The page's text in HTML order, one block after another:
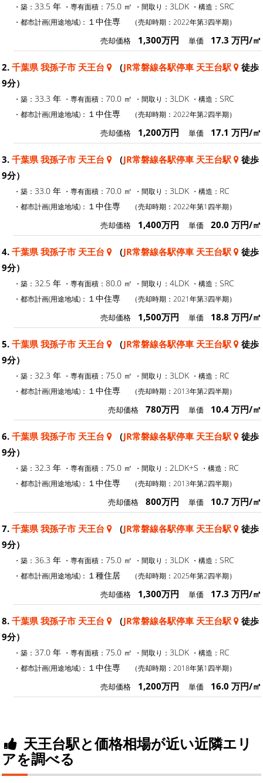
・築： 33.5 年 ・専有面積： 75.0 ㎡ ・間取り： 3LDK ・構造： SRC
・都市計画(用途地域)： １中住専 （売却時期：2022年第3四半期）
売却価格 1,300万円 単価 17.3 万円/㎡
2. 千葉県 我孫子市 天王台 （JR常磐線各駅停車 天王台駅
徒歩
9分）
・築： 33.3 年 ・専有面積： 70.0 ㎡ ・間取り： 3LDK ・構造： SRC
・都市計画(用途地域)： １中住専 （売却時期：2022年第2四半期）
売却価格 1,200万円 単価 17.1 万円/㎡
3. 千葉県 我孫子市 天王台 （JR常磐線各駅停車 天王台駅
徒歩
9分）
・築： 33.0 年 ・専有面積： 70.0 ㎡ ・間取り： 3LDK ・構造： RC
・都市計画(用途地域)： １中住専 （売却時期：2022年第1四半期）
売却価格 1,400万円 単価 20.0 万円/㎡
4. 千葉県 我孫子市 天王台 （JR常磐線各駅停車 天王台駅
徒歩
9分）
・築： 32.5 年 ・専有面積： 80.0 ㎡ ・間取り： 4LDK ・構造： SRC
・都市計画(用途地域)： １中住専 （売却時期：2021年第3四半期）
売却価格 1,500万円 単価 18.8 万円/㎡
5. 千葉県 我孫子市 天王台 （JR常磐線各駅停車 天王台駅
徒歩
9分）
・築： 32.3 年 ・専有面積： 75.0 ㎡ ・間取り： 3LDK ・構造： RC
・都市計画(用途地域)： １中住専 （売却時期：2013年第2四半期）
売却価格 780万円 単価 10.4 万円/㎡
6. 千葉県 我孫子市 天王台 （JR常磐線各駅停車 天王台駅
徒歩
9分）
・築： 32.3 年 ・専有面積： 75.0 ㎡ ・間取り： 2LDK+S ・構造： RC
・都市計画(用途地域)： １中住専 （売却時期：2013年第2四半期）
売却価格 800万円 単価 10.7 万円/㎡
7. 千葉県 我孫子市 天王台 （JR常磐線各駅停車 天王台駅
徒歩
9分）
・築： 36.3 年 ・専有面積： 75.0 ㎡ ・間取り： 3LDK ・構造： SRC
・都市計画(用途地域)： １種住居 （売却時期：2025年第2四半期）
売却価格 1,300万円 単価 17.3 万円/㎡
8. 千葉県 我孫子市 天王台 （JR常磐線各駅停車 天王台駅
徒歩
9分）
・築： 37.0 年 ・専有面積： 75.0 ㎡ ・間取り： 3LDK ・構造： RC
・都市計画(用途地域)： １中住専 （売却時期：2018年第1四半期）
売却価格 1,200万円 単価 16.0 万円/㎡
天王台駅と価格相場が近い近隣エリ
アを調べる